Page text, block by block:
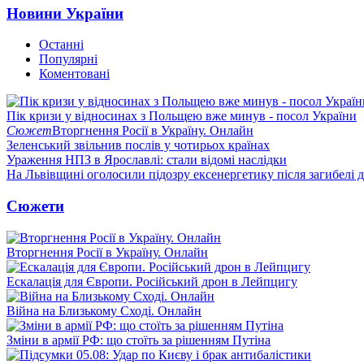
Новини України
Останні
Популярні
Коментовані
Пік кризи у відносинах з Польщею вже минув - посол України
СюжетВторгнення Росії в Україну. Онлайн
Зеленський звільнив послів у чотирьох країнах
Ураження НПЗ в Ярославлі: стали відомі наслідки
На Львівщині оголосили підозру ексенергетику після загибелі
Сюжети
Вторгнення Росії в Україну. Онлайн
Ескалація для Європи. Російський дрон в Лейпцигу
Війна на Близькому Сході. Онлайн
Зміни в армії РФ: що стоїть за рішенням Путіна